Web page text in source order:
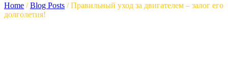
Home /Blog Posts /Правильный уход за двигателем – залог его
долголетия!